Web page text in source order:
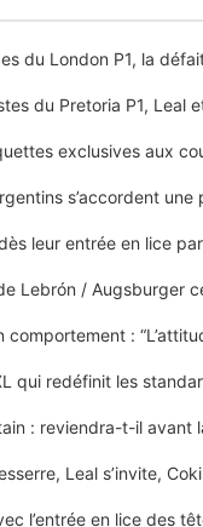
du London P1, la
du Pretoria P1, Leal
exclusives aux
s’accordent
leur entrée en lice
Lebrón / Augsburger
:
qui redéfinit les
: reviendra-t-il avant
Leal s’invite,
l’entrée en lice des